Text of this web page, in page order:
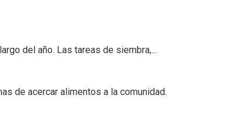
del año. Las tareas de siembra,...
de acercar alimentos a la comunidad.